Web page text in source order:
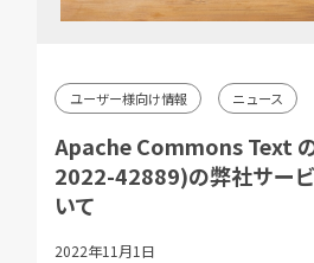
ユーザー様向け情報 ニュース
Apache Commons Text
2022-42889)の弊社サー
いて
2022年11月1日